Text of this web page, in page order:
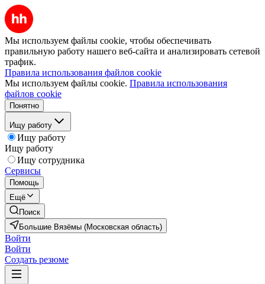
Мы используем файлы cookie, чтобы обеспечивать
правильную работу нашего веб-сайта и анализировать сетевой
трафик.
Правила использования файлов cookie
Мы используем файлы cookie. Правила использования
файлов cookie
Понятно
Ищу работу
Ищу работу
Ищу работу
Ищу сотрудника
Сервисы
Помощь
Ещё
Поиск
Большие Вязёмы (Московская область)
Войти
Войти
Создать резюме